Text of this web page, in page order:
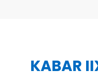
KABAR